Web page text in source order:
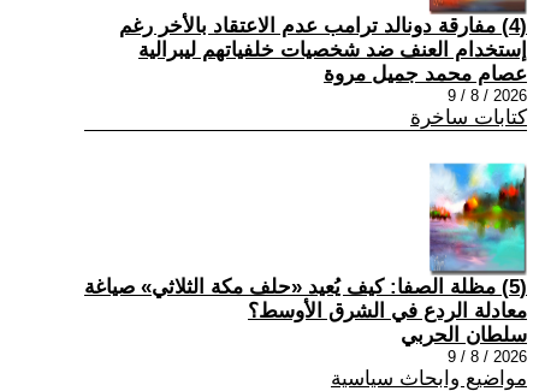
(4) مفارقة دونالد ترامب عدم الاعتقاد بالأخر رغم
إستخدام العنف ضد شخصيات خلفياتهم ليبرالية
عصام محمد جميل مروة
2026 / 8 / 9
كتابات ساخرة
(5) مظلة الصفا: كيف يُعيد «حلف مكة الثلاثي» صياغة
معادلة الردع في الشرق الأوسط؟
سلطان الحربي
2026 / 8 / 9
مواضيع وابحاث سياسية